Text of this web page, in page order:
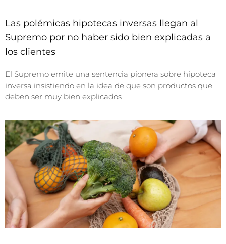
Las polémicas hipotecas inversas llegan al
Supremo por no haber sido bien explicadas a
los clientes
El Supremo emite una sentencia pionera sobre hipoteca
inversa insistiendo en la idea de que son productos que
deben ser muy bien explicados